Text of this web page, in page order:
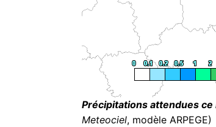
Précipitations attendues ce
Meteociel, modèle ARPEGE)